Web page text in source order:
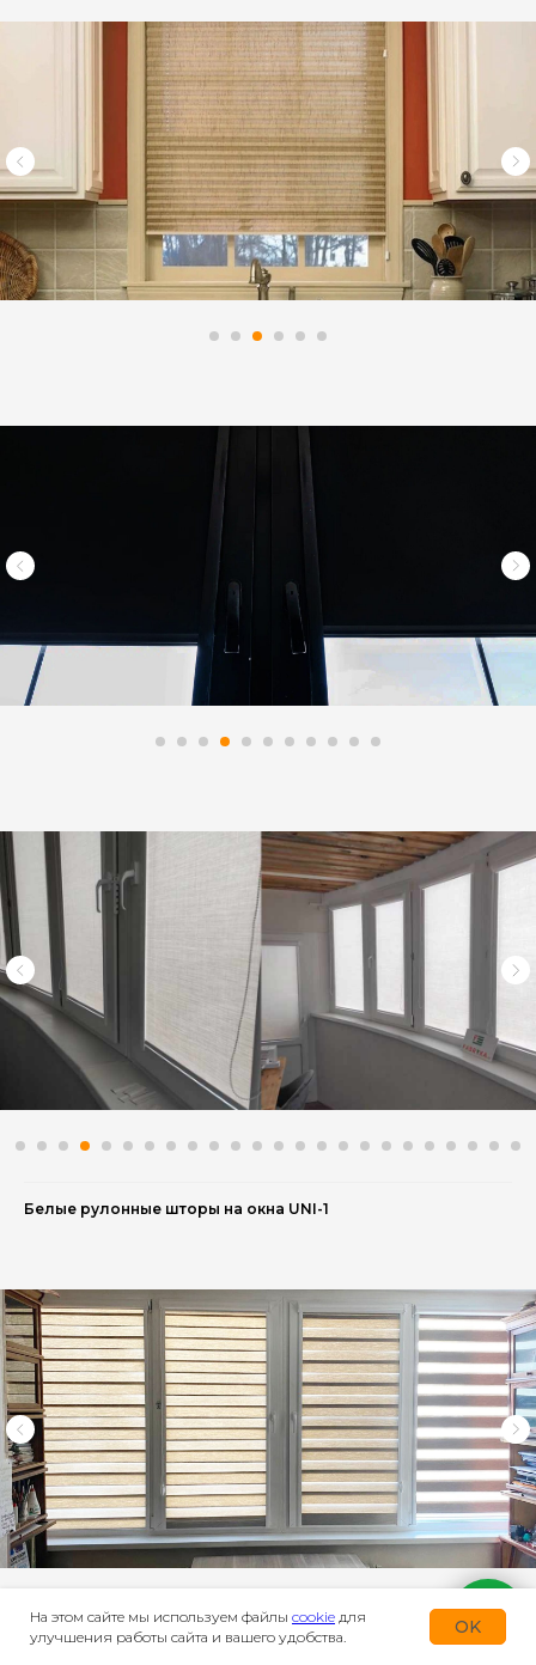
Белые рулонные шторы на окна UNI-1
На этом сайте мы используем файлы cookie для
улучшения работы сайта и вашего удобства.
OK